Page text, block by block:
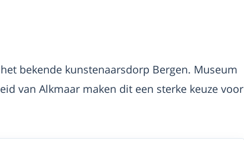
bekende kunstenaarsdorp Bergen. Museum
van Alkmaar maken dit een sterke keuze voor